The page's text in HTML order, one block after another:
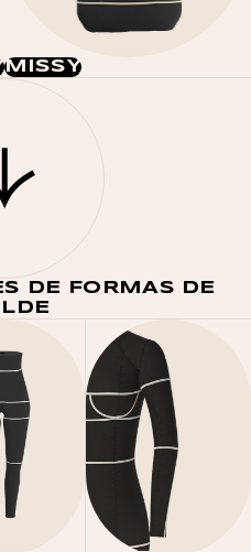
MISSY
DE FORMAS DE